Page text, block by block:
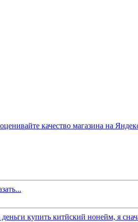
купить китйский нонейм, я